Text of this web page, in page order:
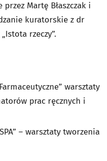
Martę Błaszczak i
kuratorskie z dr
rzeczy”.
warsztaty
prac ręcznych i
– warsztaty tworzenia